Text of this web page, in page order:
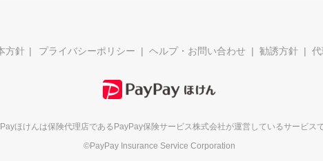
方針 プライバシーポリシー ヘルプ・お問い合わせ 勧誘方針
ほけんは保険代理店である PayPay保険サービス株式会社が運営しているサービス
©PayPay Insurance Service Corporation